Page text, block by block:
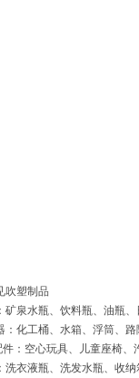
吹塑制品
矿泉水瓶、饮料瓶、油瓶、
：化工桶、水箱、浮筒、路
件：空心玩具、儿童座椅、
洗衣液瓶、洗发水瓶、收